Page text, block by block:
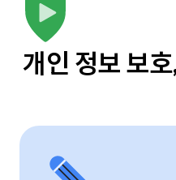
개인 정보 보